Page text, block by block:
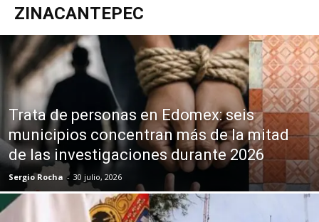
ZINACANTEPEC
Trata de personas en Edomex: seis
municipios concentran más de la mitad
de las investigaciones durante 2026
Sergio Rocha - 30 julio, 2026